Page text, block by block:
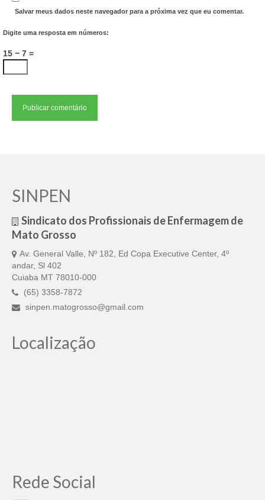
Salvar meus dados neste navegador para a próxima vez que eu comentar.
Digite uma resposta em números:
15 − 7 =
SINPEN
Sindicato dos Profissionais de Enfermagem de
Mato Grosso
Av. General Valle, Nº 182, Ed Copa Executive Center, 4º
andar, Sl 402
Cuiaba MT 78010-000
(65) 3358-7872
sinpen.matogrosso@gmail.com
Localização
Rede Social